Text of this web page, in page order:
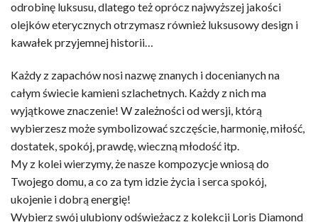
odrobinę luksusu, dlatego też oprócz najwyższej jakości
olejków eterycznych otrzymasz również luksusowy design i
kawałek przyjemnej historii…
Każdy z zapachów nosi nazwę znanych i docenianych na
całym świecie kamieni szlachetnych. Każdy z nich ma
wyjątkowe znaczenie! W zależności od wersji, którą
wybierzesz może symbolizować szczęście, harmonię, miłość,
dostatek, spokój, prawdę, wieczną młodość itp.
My z kolei wierzymy, że nasze kompozycje wniosą do
Twojego domu, a co za tym idzie życia i serca spokój,
ukojenie i dobrą energię!
Wybierz swój ulubiony odświeżacz z kolekcji Loris Diamond